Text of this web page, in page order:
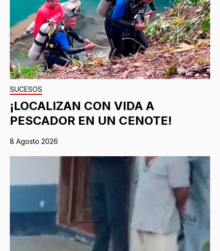
SUCESOS
¡LOCALIZAN CON VIDA A
PESCADOR EN UN CENOTE!
8 Agosto 2026